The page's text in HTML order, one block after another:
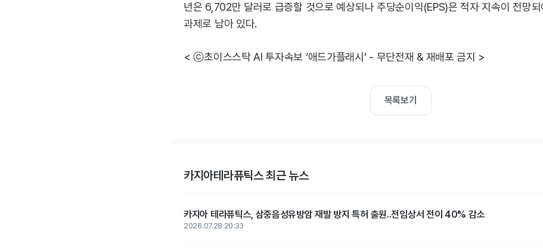
년은 6,702만 달러로 급증할 것으로 예상되나 주당순이익(EPS)은 적자 지속이 전망되
과제로 남아 있다.
< ⓒ초이스스탁 AI 투자속보 ‘애드가플래시’ - 무단전재 & 재배포 금지 >
목록보기
카지아테라퓨틱스 최근 뉴스
카지아 테라퓨틱스, 삼중음성유방암 재발 방지 특허 출원..전임상서 전이 40% 감소
2026.07.28 20:33